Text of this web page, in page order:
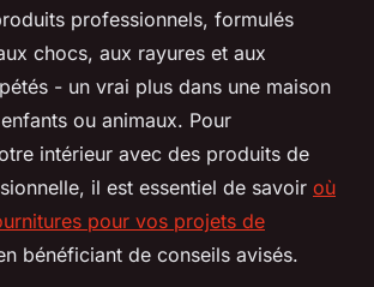
professionnels, formulés
chocs, aux rayures et aux
- un vrai plus dans une maison
ou animaux. Pour
intérieur avec des produits de
il est essentiel de savoir où
pour vos projets de
bénéficiant de conseils avisés.